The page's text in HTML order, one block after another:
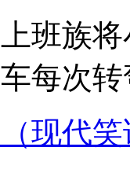
班族
每次
现代